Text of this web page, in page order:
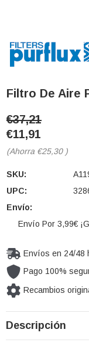
Filtro De Aire
€37,21
€11,91
(Ahorra €25,30 )
SKU:
UPC:
Envío:
Envío Por 3,99€
Envíos en 24/48
Pago 100%
Recambios
Cantidad
actual de
Descripción